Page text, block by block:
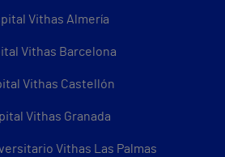
Vithas Almería
Vithas Barcelona
Vithas Castellón
Vithas Granada
Vithas Las Palmas